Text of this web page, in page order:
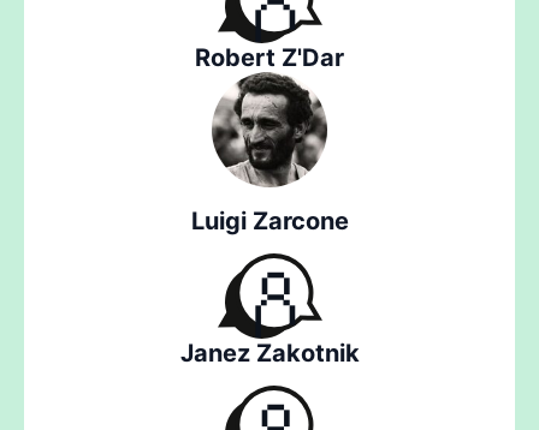
Robert Z'Dar
Luigi Zarcone
Janez Zakotnik